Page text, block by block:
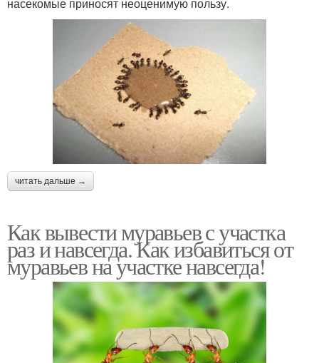
читать дальше →
Как вывести муравьев с участка
раз и навсегда. Как избавиться от
муравьев на участке навсегда!